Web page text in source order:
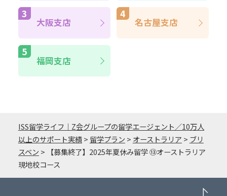
大阪支店 名古屋支店
福岡支店
ISS留学ライフ｜Z会グループの留学エージェント／10万人
以上のサポート実績> 留学プラン > オーストラリア > ブリ
スベン >
【募集終了】2025年夏休み留学 ⑬オーストラリア
現地校コース